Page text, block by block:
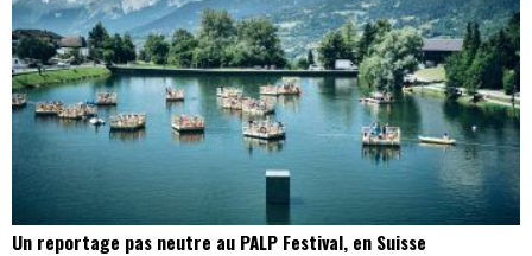
Un reportage pas neutre au PALP Festival, en Suisse